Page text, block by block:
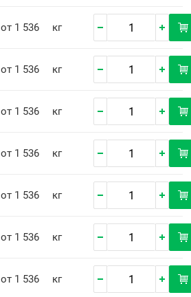
от 1 536 кг
от 1 536 кг
от 1 536 кг
от 1 536 кг
от 1 536 кг
от 1 536 кг
от 1 536 кг